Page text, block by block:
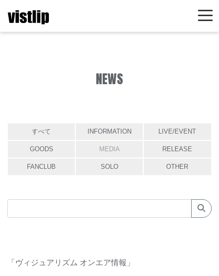
NEWS
すべて INFORMATION LIVE/EVENT
GOODS MEDIA RELEASE
FANCLUB SOLO OTHER
「ヴィジュアリズム オンエア情報」